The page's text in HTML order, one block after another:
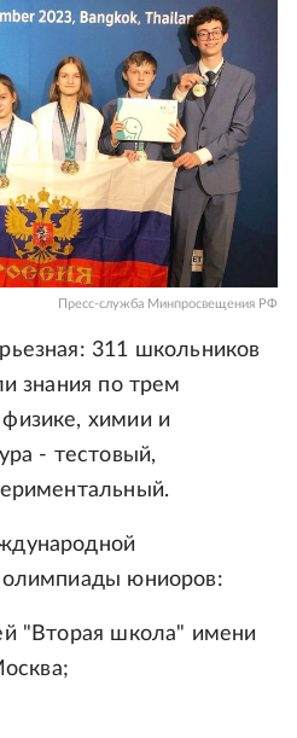
Пресс-служба Минпросвещения РФ
311 школьников
знания по трем
химии и
- тестовый,
олимпиады юниоров:
"Вторая школа" имени